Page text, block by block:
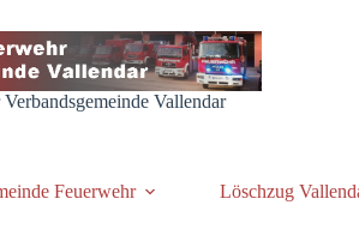
Vallendar
Feuerwehr Löschzug